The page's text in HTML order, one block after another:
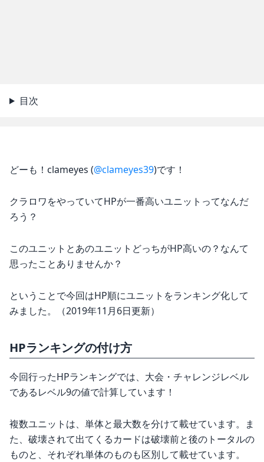
目次
どーも！clameyes (@clameyes39)です！
クラロワをやっていてHPが一番高いユニットってなんだ
ろう？
このユニットとあのユニットどっちがHP高いの？なんて
思ったことありませんか？
ということで今回はHP順にユニットをランキング化して
みました。（2019年11月6日更新）
HPランキングの付け方
今回行ったHPランキングでは、大会・チャレンジレベル
であるレベル9の値で計算しています！
複数ユニットは、単体と最大数を分けて載せています。ま
た、破壊されて出てくるカードは破壊前と後のトータルの
ものと、それぞれ単体のものも区別して載せています。